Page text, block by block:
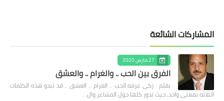
المشاركات الشائعة
27 مارس 2020
الفرق بين الحب .. والغرام .. والعشق
بقلم : زكى عرفه الحب .. الغرام .. العشق .. قد تبدو هذه الكلمات
الثلاثه بمعنى واحد، حيث تدور كلها حول المشاعر وال…